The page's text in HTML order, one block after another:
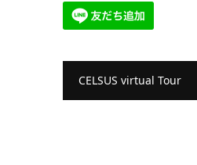
CELSUS virtual Tour